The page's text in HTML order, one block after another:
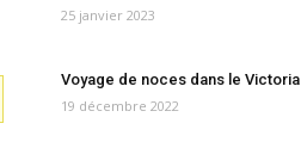
25 janvier 2023
Voyage de noces dans le Victoria
19 décembre 2022